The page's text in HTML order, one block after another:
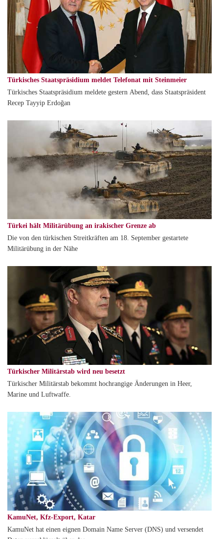
Türkisches Staatspräsidium meldet Telefonat mit Steinmeier
Türkisches Staatspräsidium meldete gestern Abend, dass Staatspräsident
Recep Tayyip Erdoğan
Türkei hält Militärübung an irakischer Grenze ab
Die von den türkischen Streitkräften am 18. September gestartete
Militärübung in der Nähe
Türkischer Militärstab wird neu besetzt
Türkischer Militärstab bekommt hochrangige Änderungen in Heer,
Marine und Luftwaffe.
KamuNet, Kfz-Export, Katar
KamuNet hat einen eignen Domain Name Server (DNS) und versendet